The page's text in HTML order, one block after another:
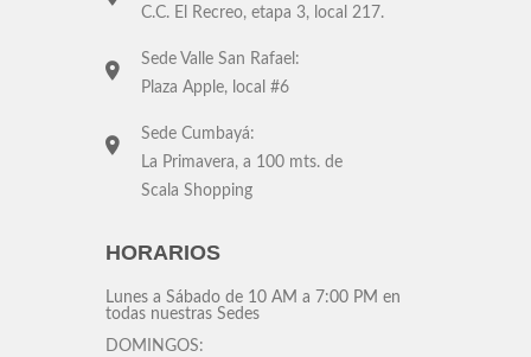
C.C. El Recreo, etapa 3, local 217.
Sede Valle San Rafael:
Plaza Apple, local #6
Sede Cumbayá:
La Primavera, a 100 mts. de
Scala Shopping
HORARIOS
Lunes a Sábado de 10 AM a 7:00 PM en
todas nuestras Sedes
DOMINGOS: